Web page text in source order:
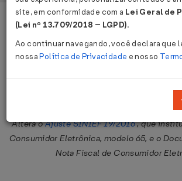
Página Inicial Legislações
Ajuste SINIEF Nº 22 DE
Publicado no DOU em 3 ago
Altera oAjuste SINIEF 19/2016, que
Consumidor Eletrônica, modelo 65, e o
Nota Fiscal de Consumidor
site, em conformidade com a Lei Geral de
(Lei nº 13.709/2018 – LGPD).
Ao continuar navegando, você declara que
nossaPolítica de Privacidade e nosso